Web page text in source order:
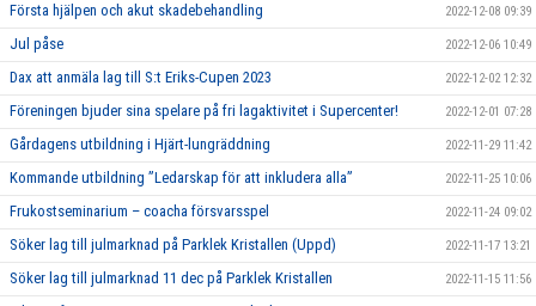
Första hjälpen och akut skadebehandling 2022-12-08 09:39
Jul påse 2022-12-06 10:49
Dax att anmäla lag till S:t Eriks-Cupen 2023 2022-12-02 12:32
Föreningen bjuder sina spelare på fri lagaktivitet i Supercenter! 2022-12-01 07:28
Gårdagens utbildning i Hjärt-lungräddning 2022-11-29 11:42
Kommande utbildning ”Ledarskap för att inkludera alla” 2022-11-25 10:06
Frukostseminarium – coacha försvarsspel 2022-11-24 09:02
Söker lag till julmarknad på Parklek Kristallen (Uppd) 2022-11-17 13:21
Söker lag till julmarknad 11 dec på Parklek Kristallen 2022-11-15 11:56